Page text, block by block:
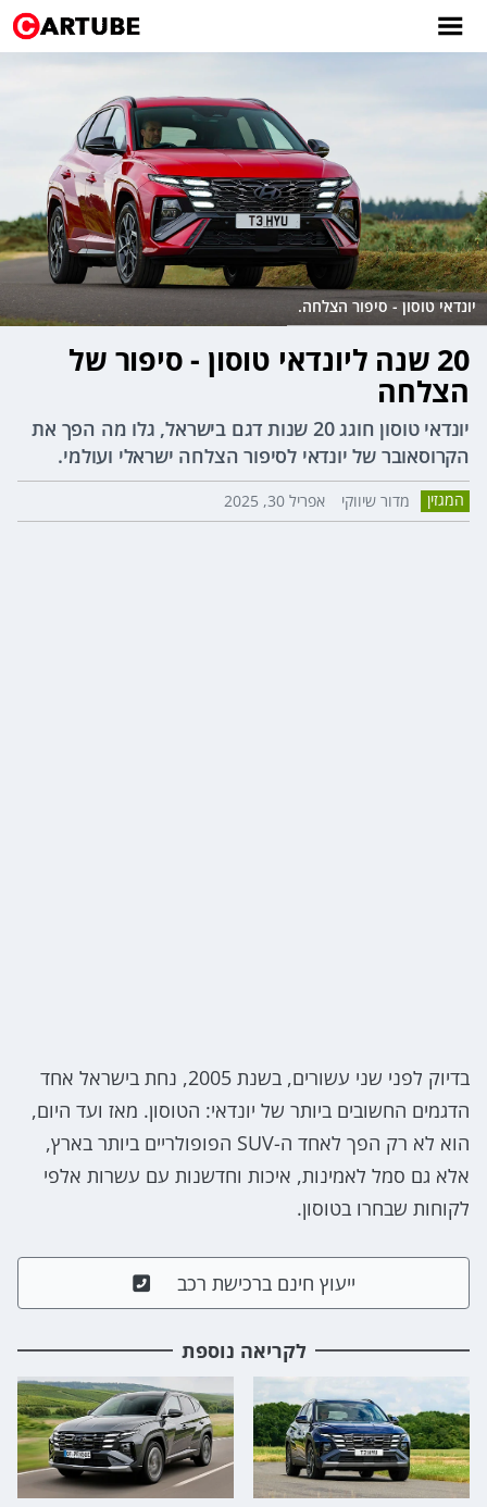
יונדאי טוסון - סיפור הצלחה.
20 שנה ליונדאי טוסון - סיפור של
הצלחה
יונדאי טוסון חוגג 20 שנות דגם בישראל, גלו מה הפך את
הקרוסאובר של יונדאי לסיפור הצלחה ישראלי ועולמי.
המגזין מדור שיווקי אפריל 30, 2025
בדיוק לפני שני עשורים, בשנת 2005, נחת בישראל אחד
הדגמים החשובים ביותר של יונדאי: הטוסון. מאז ועד היום,
הוא לא רק הפך לאחד ה-SUV הפופולריים ביותר בארץ,
אלא גם סמל לאמינות, איכות וחדשנות עם עשרות אלפי
לקוחות שבחרו בטוסון.
ייעוץ חינם ברכישת רכב
לקריאה נוספת